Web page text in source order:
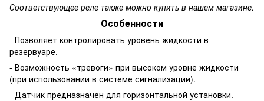
Соответствующее реле также можно купить в нашем магазине.
Особенности
- Позволяет контролировать уровень жидкости в
резервуаре.
- Возможность «тревоги» при высоком уровне жидкости
(при использовании в системе сигнализации).
- Датчик предназначен для горизонтальной установки.